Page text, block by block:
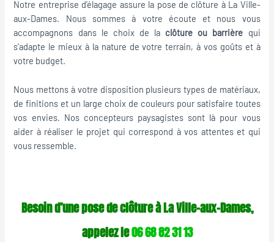
Notre entreprise d’élagage assure la pose de clôture à La Ville-
aux-Dames. Nous sommes à votre écoute et nous vous
accompagnons dans le choix de la clôture ou barrière qui
s’adapte le mieux à la nature de votre terrain, à vos goûts et à
votre budget.
Nous mettons à votre disposition plusieurs types de matériaux,
de finitions et un large choix de couleurs pour satisfaire toutes
vos envies. Nos concepteurs paysagistes sont là pour vous
aider à réaliser le projet qui correspond à vos attentes et qui
vous ressemble.
Besoin d’une pose de clôture à La Ville-aux-Dames,
appelez le06 68 82 31 13